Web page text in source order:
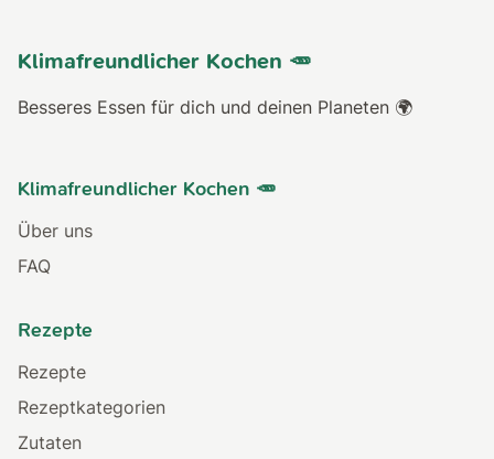
Klimafreundlicher Kochen 🥕
Besseres Essen für dich und deinen Planeten 🌍
Klimafreundlicher Kochen 🥕
Über uns
FAQ
Rezepte
Rezepte
Rezeptkategorien
Zutaten